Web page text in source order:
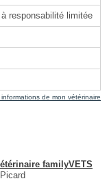
responsabilité limitée
de mon vétérinaire
familyVETS